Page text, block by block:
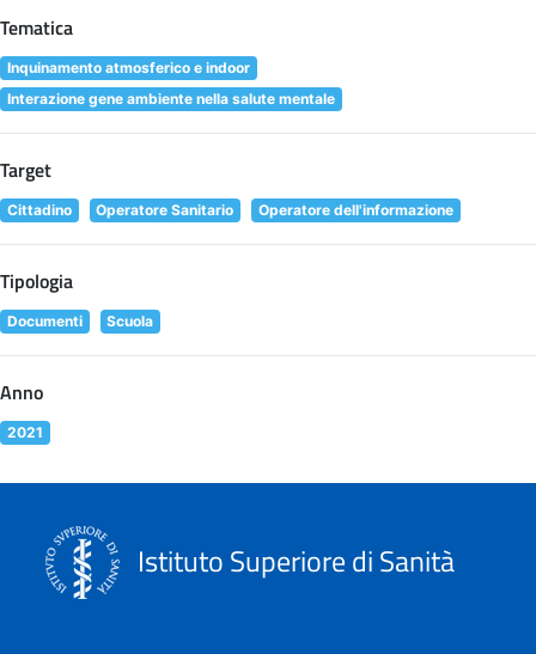
Tematica
Inquinamento atmosferico e indoor
Interazione gene ambiente nella salute mentale
Target
Cittadino Operatore Sanitario Operatore dell'informazione
Tipologia
Documenti Scuola
Anno
2021
Istituto Superiore di Sanità